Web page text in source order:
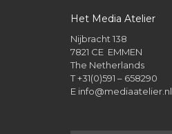
Het Media Atelier
Nijbracht 138
7821 CE EMMEN
The Netherlands
T +31(0)591 – 658290
E info@mediaatelier.nl